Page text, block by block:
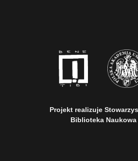
Projekt realizuje
Biblioteka Naukowa